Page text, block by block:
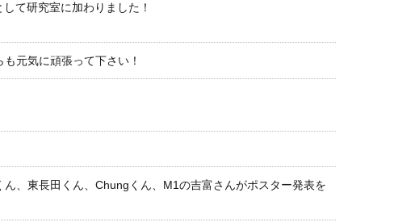
て研究室に加わりました！
元気に頑張って下さい！
、東長田くん、Chungくん、M1の吉富さんがポスター発表を